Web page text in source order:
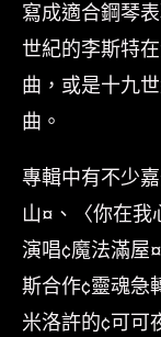
寫成適合鋼琴
世紀的李斯特
曲，或是十九
曲。
專輯中有不少
山¤、〈你在
演唱¢魔法滿屋
斯合作¢靈魂急
米洛許的¢可可